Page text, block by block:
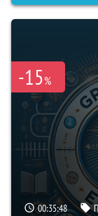
-15%
00:35:47